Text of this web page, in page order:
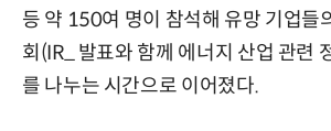
등 약 150여 명이 참석해 유망 기업들
회(IR_ 발표와 함께 에너지 산업 관련
를 나누는 시간으로 이어졌다.